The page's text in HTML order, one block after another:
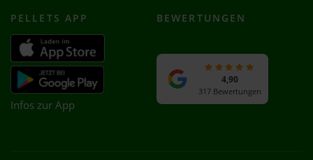
PELLETS APP
Infos zur App
BEWERTUNGEN
4,90
317 Bewertungen